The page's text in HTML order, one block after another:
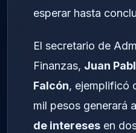
esperar hasta
El secretario de
Finanzas, Juan
Falcón, ejemplificó
mil pesos generará
de intereses en